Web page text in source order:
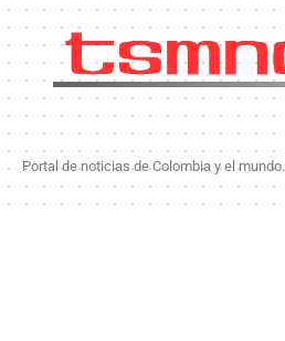
Portal de noticias de Colombia y el mundo.